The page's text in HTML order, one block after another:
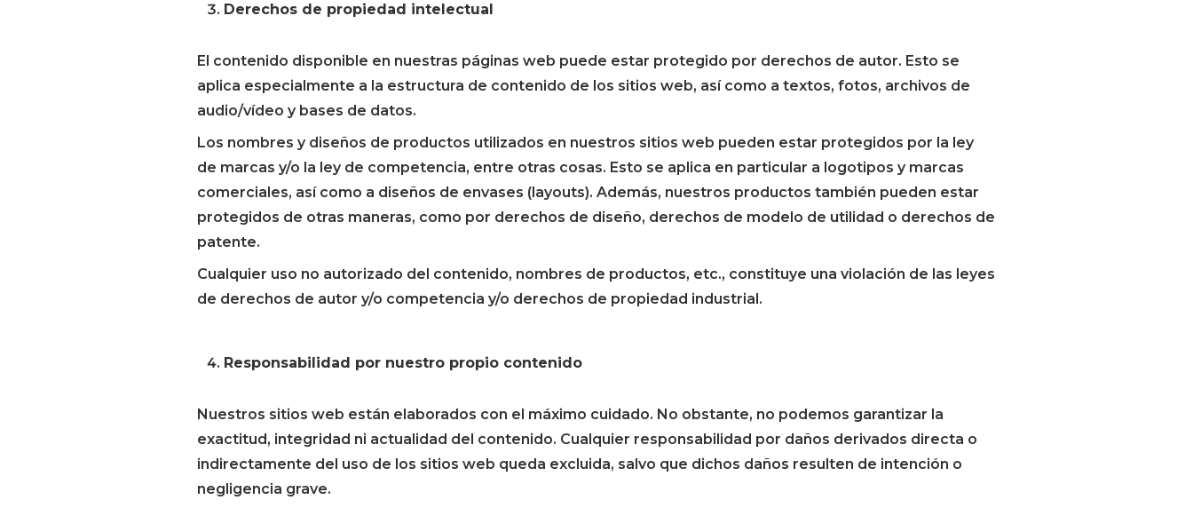
Derechos de propiedad intelectual
El contenido disponible en nuestras páginas web puede estar protegido por derechos de autor. Esto se
aplica especialmente a la estructura de contenido de los sitios web, así como a textos, fotos, archivos de
audio/vídeo y bases de datos.
Los nombres y diseños de productos utilizados en nuestros sitios web pueden estar protegidos por la ley
de marcas y/o la ley de competencia, entre otras cosas. Esto se aplica en particular a logotipos y marcas
comerciales, así como a diseños de envases (layouts). Además, nuestros productos también pueden estar
protegidos de otras maneras, como por derechos de diseño, derechos de modelo de utilidad o derechos de
patente.
Cualquier uso no autorizado del contenido, nombres de productos, etc., constituye una violación de las leyes
de derechos de autor y/o competencia y/o derechos de propiedad industrial.
Responsabilidad por nuestro propio contenido
Nuestros sitios web están elaborados con el máximo cuidado. No obstante, no podemos garantizar la
exactitud, integridad ni actualidad del contenido. Cualquier responsabilidad por daños derivados directa o
indirectamente del uso de los sitios web queda excluida, salvo que dichos daños resulten de intención o
negligencia grave.